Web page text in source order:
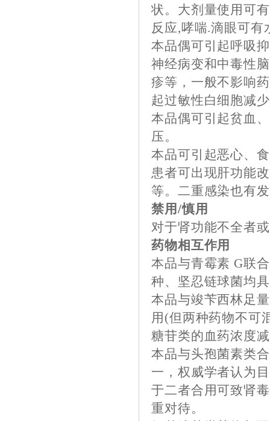
状。大剂量使用可
反应,哮喘.滴眼可有
本品偶可引起呼吸
神经病变和中毒性
疹等，一般不影响
起过敏性白细胞减
本品偶可引起贫血
压。
本品可引起恶心、
患者可出现肝功能
等。二重感染也有
禁用/慎用
对于肾功能不全者
药物相互作用
本品与青霉素 G联
种、坚忍链球菌均
本品与竣苄西林足
用(但两种药物不可
糖苷类的血药浓度
本品与头孢菌素类
一，权威学者认为
于二者合用可致肾
重对待。